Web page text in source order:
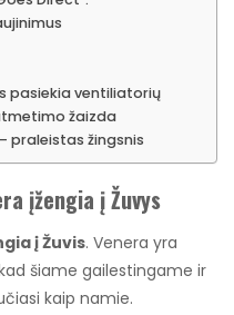
pasiekia ventiliatorių
žaizda
praleistas žingsnis
įžengia į Žuvys
į Žuvis. Venera yra
šiame gailestingame ir
kaip namie.